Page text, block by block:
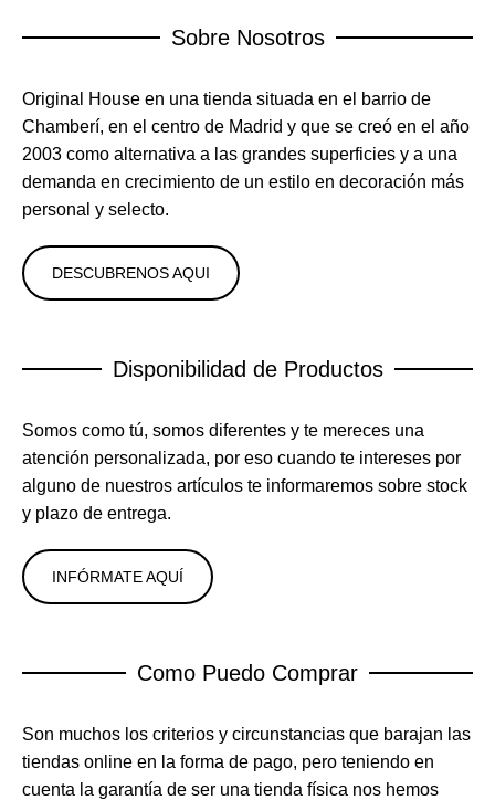
Sobre Nosotros
Original House en una tienda situada en el barrio de
Chamberí, en el centro de Madrid y que se creó en el año
2003 como alternativa a las grandes superficies y a una
demanda en crecimiento de un estilo en decoración más
personal y selecto.
DESCUBRENOS AQUI
Disponibilidad de Productos
Somos como tú, somos diferentes y te mereces una
atención personalizada, por eso cuando te intereses por
alguno de nuestros artículos te informaremos sobre stock
y plazo de entrega.
INFÓRMATE AQUÍ
Como Puedo Comprar
Son muchos los criterios y circunstancias que barajan las
tiendas online en la forma de pago, pero teniendo en
cuenta la garantía de ser una tienda física nos hemos